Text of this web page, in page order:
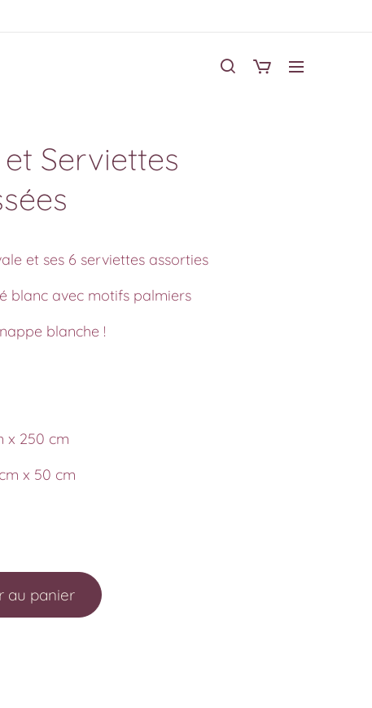
Serviettes
et ses 6 serviettes assorties
blanc avec motifs palmiers
blanche !
x 250 cm
x 50 cm
au panier